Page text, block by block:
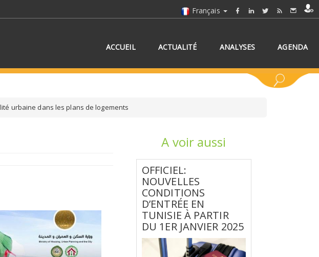
Français
ACCUEIL ACTUALITÉ ANALYSES AGENDA
SÉLECTIONNEZ UN/DES PAYS
urbaine dans les plans de logements
A voir aussi
OFFICIEL:
NOUVELLES
CONDITIONS
D’ENTRÉE EN
TUNISIE À PARTIR
DU 1ER JANVIER 2025